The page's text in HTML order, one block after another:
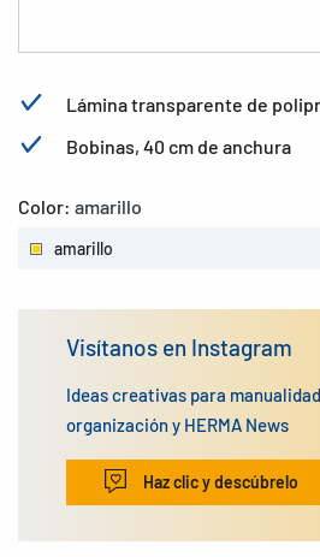
Lámina transparente de
Bobinas, 40 cm de anchura
Color: amarillo
amarillo
Visítanos en Instagram
Ideas creativas para
organización y HERMA News
Haz clic y descúbrelo